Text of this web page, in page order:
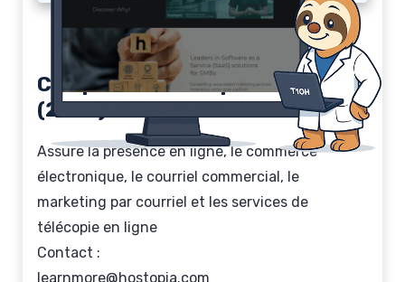
Comparatif Hostopia.com
(2026)
Assure la présence en ligne, le commerce
électronique, le courriel commercial, le
marketing par courriel et les services de
télécopie en ligne
Contact :
learnmore@hostopia.com